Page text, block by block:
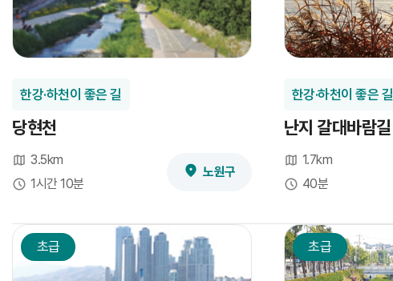
한강·하천이 좋은 길
당현천
3.5km
1시간 10분
노원구
한강·하천이 좋은 길
난지 갈대바람길
1.7km
40분
초급 초급